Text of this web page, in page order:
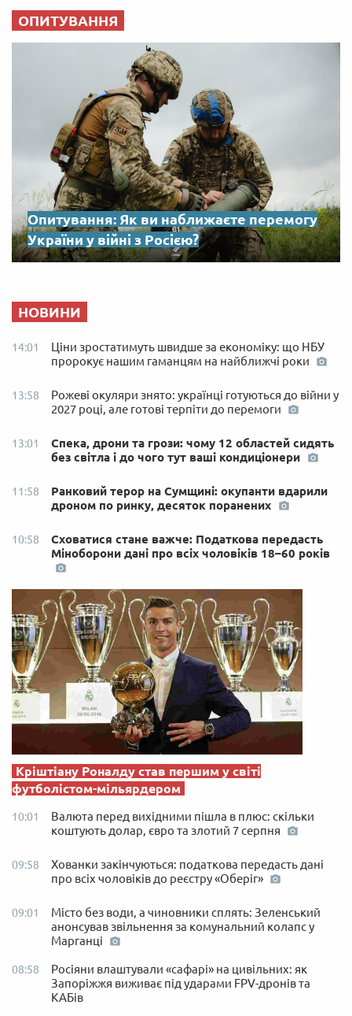
ОПИТУВАННЯ
Опитування: Як ви наближаєте перемогу
України у війні з Росією?
НОВИНИ
14:01
Ціни зростатимуть швидше за економіку: що НБУ
пророкує нашим гаманцям на найближчі роки
13:58
Рожеві окуляри знято: українці готуються до війни у
2027 році, але готові терпіти до перемоги
13:01
Спека, дрони та грози: чому 12 областей сидять
без світла і до чого тут ваші кондиціонери
11:58
Ранковий терор на Сумщині: окупанти вдарили
дроном по ринку, десяток поранених
10:58
Сховатися стане важче: Податкова передасть
Міноборони дані про всіх чоловіків 18–60 років
Кріштіану Роналду став першим у світі
футболістом-мільярдером
10:01
Валюта перед вихідними пішла в плюс: скільки
коштують долар, євро та злотий 7 серпня
09:58
Хованки закінчуються: податкова передасть дані
про всіх чоловіків до реєстру «Оберіг»
09:01
Місто без води, а чиновники сплять: Зеленський
анонсував звільнення за комунальний колапс у
Марганці
08:58
Росіяни влаштували «сафарі» на цивільних: як
Запоріжжя виживає під ударами FPV-дронів та
КАБів